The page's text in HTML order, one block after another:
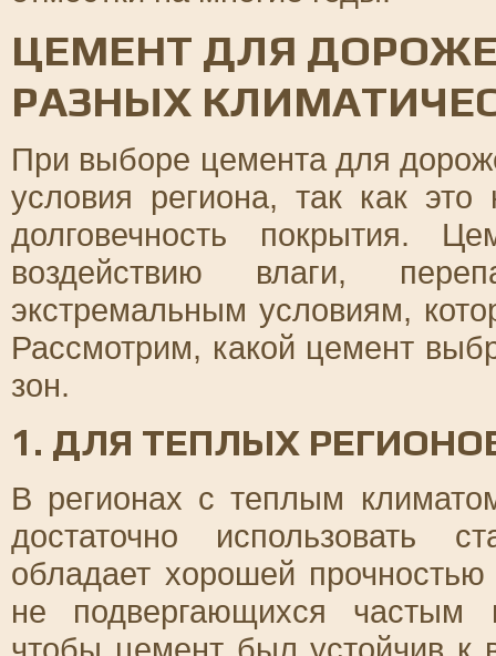
ЦЕМЕНТ ДЛЯ
РАЗНЫХ
При выборе цемента для
условия региона, так как
долговечность покрытия.
воздействию влаги,
экстремальным условиям,
Рассмотрим, какой цемент
зон.
1. ДЛЯ ТЕПЛЫХ
В регионах с теплым
достаточно использовать
обладает хорошей
не подвергающихся частым